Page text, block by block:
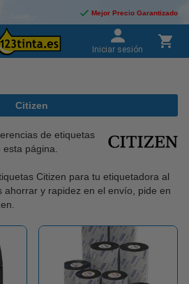
Mejor Precio Garantizado
Iniciar sesión
Citizen
de etiquetas
página.
Citizen para tu etiquetadora al
ahorrar y rapidez en el envío, pide en